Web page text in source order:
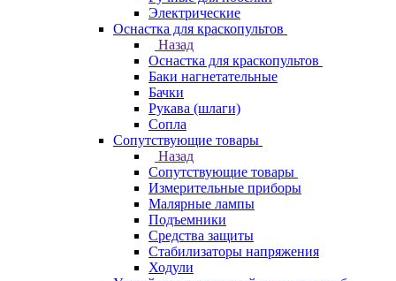
Электрические
Оснастка для краскопультов
Назад
Оснастка для краскопультов
Баки нагнетательные
Бачки
Рукава (шлаги)
Сопла
Сопутствующие товары
Назад
Сопутствующие товары
Измерительные приборы
Малярные лампы
Подъемники
Средства защиты
Стабилизаторы напряжения
Ходули